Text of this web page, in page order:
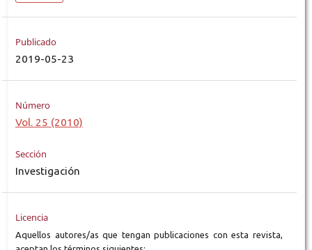
Publicado
2019-05-23
Número
Vol. 25 (2010)
Sección
Investigación
Licencia
Aquellos autores/as que tengan publicaciones con esta revista,